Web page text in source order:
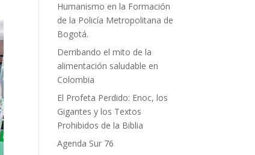
Humanismo en la Formación
de la Policía Metropolitana de
Bogotá.
Derribando el mito de la
alimentación saludable en
Colombia
El Profeta Perdido: Enoc, los
Gigantes y los Textos
Prohibidos de la Biblia
Agenda Sur 76